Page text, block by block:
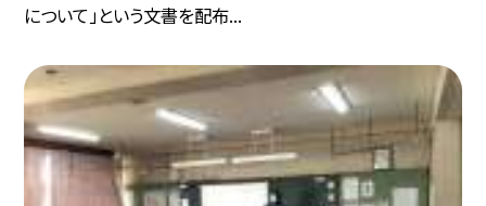
について」という文書を配布...